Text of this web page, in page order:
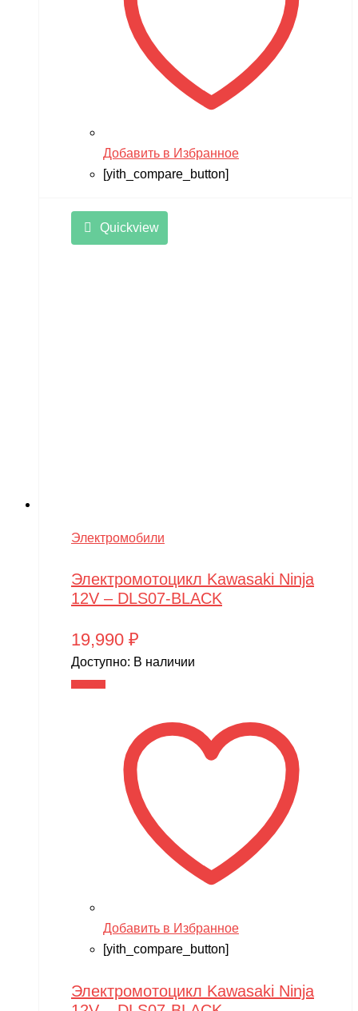
Добавить в Избранное
[yith_compare_button]
Quickview
Электромобили
Электромотоцикл Kawasaki Ninja
12V – DLS07-BLACK
19,990 ₽
Доступно: В наличии
Добавить в Избранное
[yith_compare_button]
Электромотоцикл Kawasaki Ninja